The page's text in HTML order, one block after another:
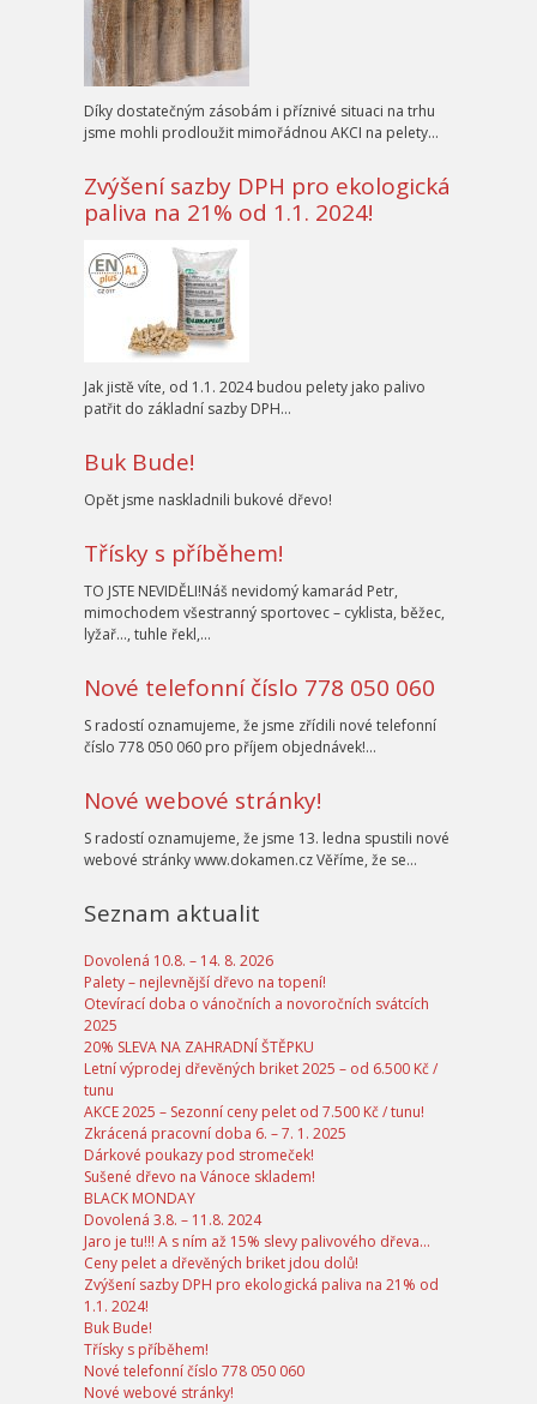
Díky dostatečným zásobám i příznivé situaci na trhu
jsme mohli prodloužit mimořádnou AKCI na pelety…
Zvýšení sazby DPH pro ekologická
paliva na 21% od 1.1. 2024!
Jak jistě víte, od 1.1. 2024 budou pelety jako palivo
patřit do základní sazby DPH…
Buk Bude!
Opět jsme naskladnili bukové dřevo!
Třísky s příběhem!
TO JSTE NEVIDĚLI!Náš nevidomý kamarád Petr,
mimochodem všestranný sportovec – cyklista, běžec,
lyžař…, tuhle řekl,…
Nové telefonní číslo 778 050 060
S radostí oznamujeme, že jsme zřídili nové telefonní
číslo 778 050 060 pro příjem objednávek!…
Nové webové stránky!
S radostí oznamujeme, že jsme 13. ledna spustili nové
webové stránky www.dokamen.cz Věříme, že se…
Seznam aktualit
Dovolená 10.8. – 14. 8. 2026
Palety – nejlevnější dřevo na topení!
Otevírací doba o vánočních a novoročních svátcích
2025
20% SLEVA NA ZAHRADNÍ ŠTĚPKU
Letní výprodej dřevěných briket 2025 – od 6.500 Kč /
tunu
AKCE 2025 – Sezonní ceny pelet od 7.500 Kč / tunu!
Zkrácená pracovní doba 6. – 7. 1. 2025
Dárkové poukazy pod stromeček!
Sušené dřevo na Vánoce skladem!
BLACK MONDAY
Dovolená 3.8. – 11.8. 2024
Jaro je tu!!! A s ním až 15% slevy palivového dřeva…
Ceny pelet a dřevěných briket jdou dolů!
Zvýšení sazby DPH pro ekologická paliva na 21% od
1.1. 2024!
Buk Bude!
Třísky s příběhem!
Nové telefonní číslo 778 050 060
Nové webové stránky!